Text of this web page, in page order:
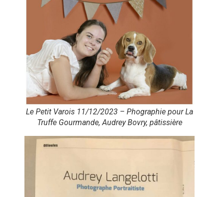
Le Petit Varois 11/12/2023 – Phographie pour La
Truffe Gourmande, Audrey Bovry, pâtissière